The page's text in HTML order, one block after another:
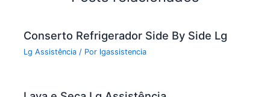
k
Conserto Refrigerador Side By Side Lg
Lg Assistência / Por lgassistencia